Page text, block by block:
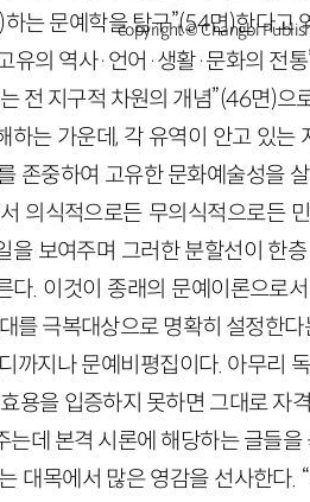
는 문예학을 탐구”(54면)한다고
유의 역사·언어·생활·문화의 전
전 지구적 차원의 개념”(46면)
하는 가운데, 각 유역이 안고 있
존중하여 고유한 문화예술성을
의식적으로든 무의식적으로든
을 보여주며 그러한 분할선이 한
다. 이것이 종래의 문예이론으로
를 극복대상으로 명확히 설정한다
까지나 문예비평집이다. 아무리
용을 입증하지 못하면 그대로 자
는데 본격 시론에 해당하는 글들
대목에서 많은 영감을 선사한
copyright © Changbi